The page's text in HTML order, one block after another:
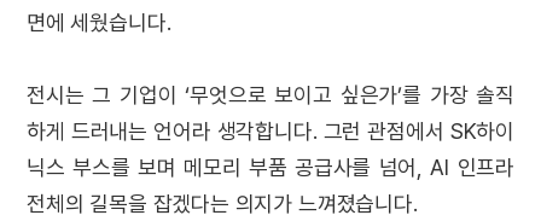
면에 세웠습니다.
전시는 그 기업이 ‘무엇으로 보이고 싶은가’를 가장 솔직
하게 드러내는 언어라 생각합니다. 그런 관점에서 SK하이
닉스 부스를 보며 메모리 부품 공급사를 넘어, AI 인프라
전체의 길목을 잡겠다는 의지가 느껴졌습니다.